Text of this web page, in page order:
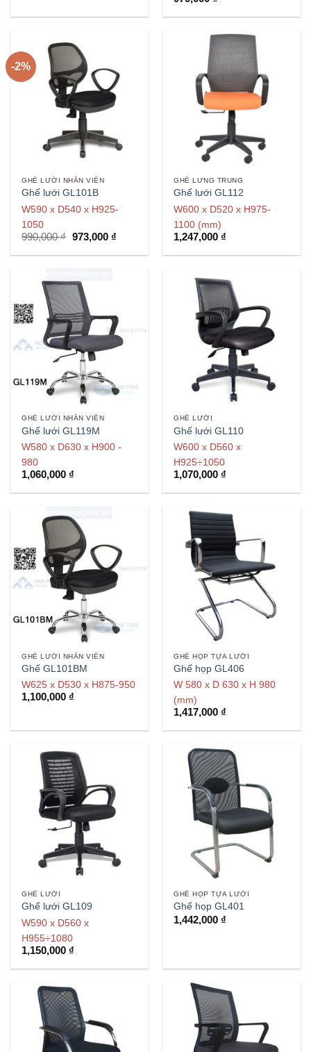
-2%
GHẾ LƯỚI NHÂN VIÊN
Ghế lưới GL101B
W590 x D540 x H925-
1050
990,000₫ Giá
là:
973,000 ₫Giá
tại
GHẾ LƯNG TRUNG
Ghế lưới GL112
W600 x D520 x H975-
1100 (mm)
1,247,000 ₫
GHẾ LƯỚI NHÂN VIÊN
Ghế lưới GL119M
W580 x D630 x H900 -
980
1,060,000 ₫
GHẾ LƯỚI
Ghế lưới GL110
W600 x D560 x
H925÷1050
1,070,000 ₫
GHẾ LƯỚI NHÂN VIÊN
Ghế GL101BM
W625 x D530 x H875-950
1,100,000 ₫
GHẾ HỌP TỰA LƯỚI
Ghế họp GL406
W 580 x D 630 x H 980
(mm)
1,417,000 ₫
GHẾ LƯỚI
Ghế lưới GL109
W590 x D560 x
H955÷1080
1,150,000 ₫
GHẾ HỌP TỰA LƯỚI
Ghế họp GL401
1,442,000 ₫